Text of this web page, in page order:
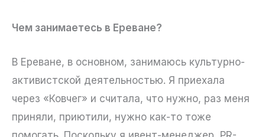
Чем занимаетесь в Ереване?
В Ереване, в основном, занимаюсь культурно-
активистской деятельностью. Я приехала
через «Ковчег» и считала, что нужно, раз меня
приняли, приютили, нужно как-то тоже